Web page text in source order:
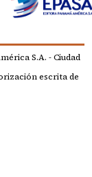
S.A. - Ciudad
escrita de